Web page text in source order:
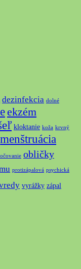
dezinfekcia dolné
ekzém
kloktanie koža krvný
menštruácia
obličky
protizápalová psychická
vyrážky zápal